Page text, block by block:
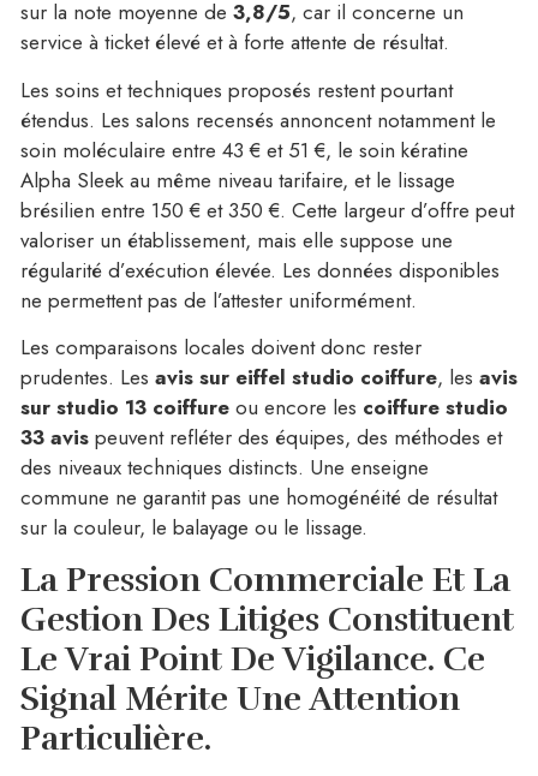
sur la note moyenne de 3,8/5, car il concerne un
service à ticket élevé et à forte attente de résultat.
Les soins et techniques proposés restent pourtant
étendus. Les salons recensés annoncent notamment le
soin moléculaire entre 43 € et 51 €, le soin kératine
Alpha Sleek au même niveau tarifaire, et le lissage
brésilien entre 150 € et 350 €. Cette largeur d’offre peut
valoriser un établissement, mais elle suppose une
régularité d’exécution élevée. Les données disponibles
ne permettent pas de l’attester uniformément.
Les comparaisons locales doivent donc rester
prudentes. Les avis sur eiffel studio coiffure, les avis
sur studio 13 coiffure ou encore les coiffure studio
33 avis peuvent refléter des équipes, des méthodes et
des niveaux techniques distincts. Une enseigne
commune ne garantit pas une homogénéité de résultat
sur la couleur, le balayage ou le lissage.
La Pression Commerciale Et La
Gestion Des Litiges Constituent
Le Vrai Point De Vigilance. Ce
Signal Mérite Une Attention
Particulière.